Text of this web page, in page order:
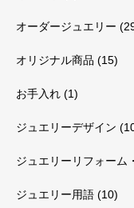
オーダージュエリー
オリジナル商品 (15)
お手入れ (1)
ジュエリーデザイン
ジュエリーリフォーム
ジュエリー用語 (10)